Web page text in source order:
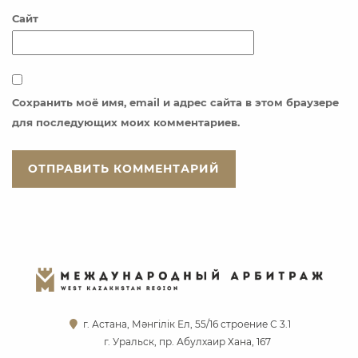
Сайт
Сохранить моё имя, email и адрес сайта в этом браузере
для последующих моих комментариев.
г. Астана, Мәнгілік Ел, 55/16 строение С 3.1
г. Уральск, пр. Абулхаир Хана, 167